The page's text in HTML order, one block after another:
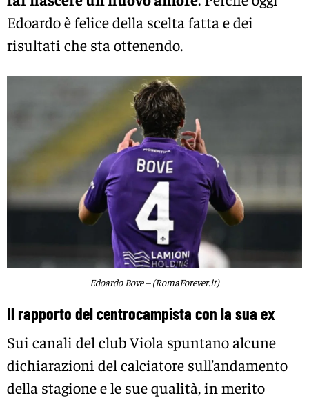
Edoardo è felice della scelta fatta e dei
risultati che sta ottenendo.
Edoardo Bove – (RomaForever.it)
Il rapporto del centrocampista con la sua ex
Sui canali del club Viola spuntano alcune
dichiarazioni del calciatore sull’andamento
della stagione e le sue qualità, in merito